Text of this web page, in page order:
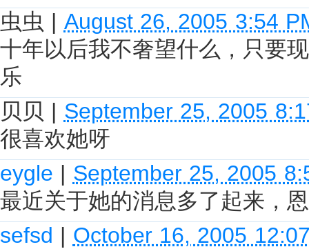
虫虫 | August 26, 2005 3:54
十年以后我不奢望什么，只要
乐
贝贝 | September 25, 2005
很喜欢她呀
eygle | September 25, 2005
最近关于她的消息多了起来，
sefsd | October 16, 2005